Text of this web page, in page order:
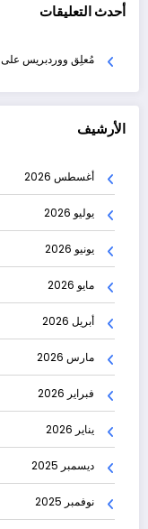
أحدث التعليقات
مُعلِق ووردبريس على
الأرشيف
أغسطس 2026
يوليو 2026
يونيو 2026
مايو 2026
أبريل 2026
مارس 2026
فبراير 2026
يناير 2026
ديسمبر 2025
نوفمبر 2025